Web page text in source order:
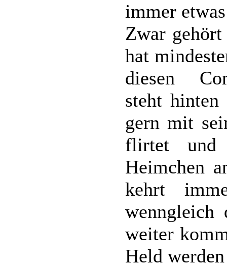
immer
Zwar
hat
diesen
steht
gern mit
flirtet und
Heimchen
kehrt
wenngleich
weiter
Held